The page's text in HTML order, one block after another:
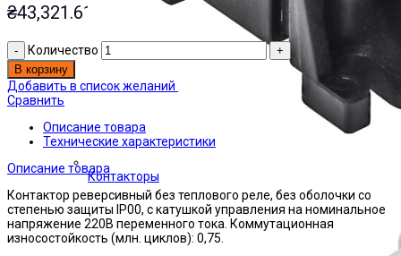
Контакторы
₴43,321.61
Количество
В корзину
Добавить в список желаний
Сравнить
Описание товара
Технические характеристики
Описание товара
Контактор реверсивный без теплового реле, без оболочки со
степенью защиты IP00, с катушкой управления на номинальное
напряжение 220В переменного тока. Коммутационная
износостойкость (млн. циклов): 0,75.